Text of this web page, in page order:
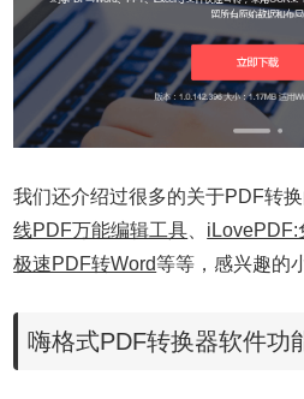
我们还介绍过很多的关于PDF转
线PDF万能编辑工具
iLovePDF:
极速PDF转Word等等，感兴趣的
嗨格式PDF转换器软件功